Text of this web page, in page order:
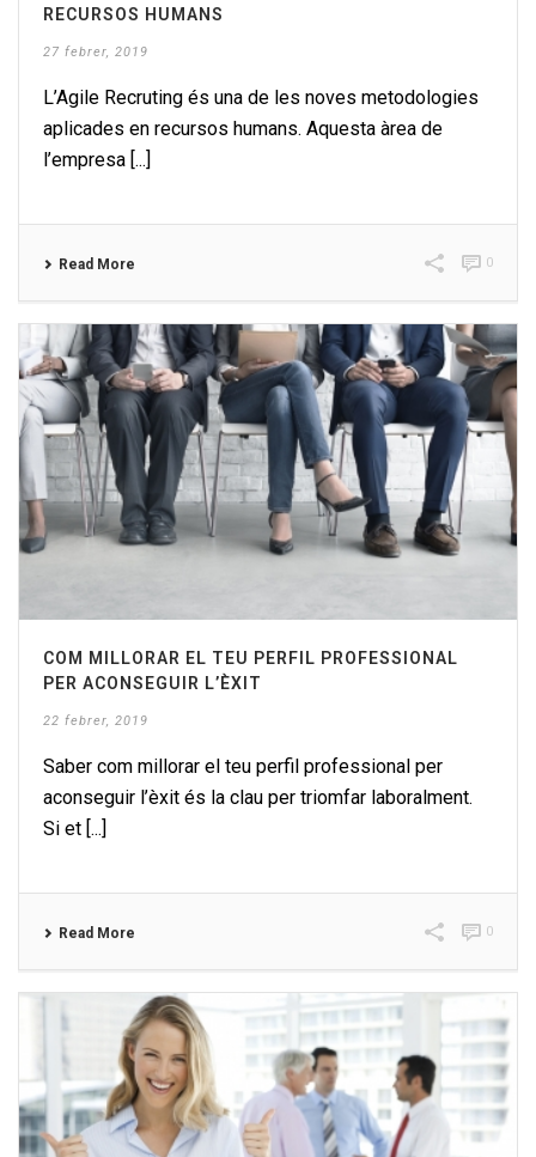
RECURSOS HUMANS
27 febrer, 2019
L’Agile Recruting és una de les noves metodologies
aplicades en recursos humans. Aquesta àrea de
l’empresa [...]
Read More 0
COM MILLORAR EL TEU PERFIL PROFESSIONAL
PER ACONSEGUIR L’ÈXIT
22 febrer, 2019
Saber com millorar el teu perfil professional per
aconseguir l’èxit és la clau per triomfar laboralment.
Si et [...]
Read More 0